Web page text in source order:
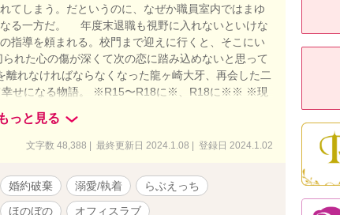
てしまう。だというのに、なぜか職員室内ではまゆ
る一方だ。 年度末退職も視野に入れないといけな
指導を頼まれる。校門まで迎えに行くと、そこにい
た心の傷が深くて次の恋に踏み込めないと思って
れなければならなくなった龍ヶ崎大牙、再会した二
幸せになる物語。 ※R15〜R18に※、R18に※※ ※現
赦くださいましたら幸いです。 ※ヒーローはワンコ
腹黒？あざとい系男子です。 ※36000字数完結。+大
てます。そこまで書いたら完結します。
もっと見る
文字数 48,388 | 最終更新日 2024.1.08 | 登録日 2024.1.02
婚約破棄 溺愛/執着
らぶえっち
ほのぼの オフィスラブ